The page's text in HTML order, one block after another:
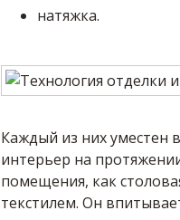
натяжка.
Каждый из них уместен
интерьер на
помещения, как
текстилем. Он